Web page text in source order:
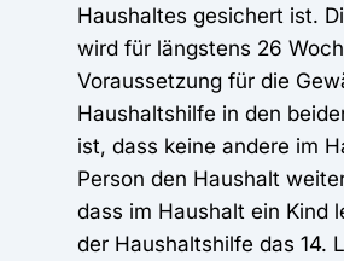
Haushaltes gesichert ist.
wird für längstens 26
Voraussetzung für die
Haushaltshilfe in den
ist, dass keine andere im
Person den Haushalt
dass im Haushalt ein Kind
der Haushaltshilfe das 14.